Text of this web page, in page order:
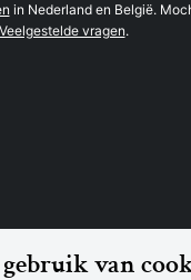
van
in Nederland en België.
Veelgestelde vragen.
De Slegte